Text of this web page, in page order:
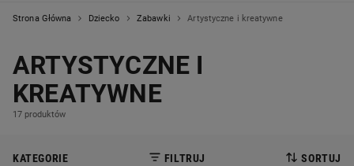
Strona Główna Dziecko Zabawki Artystyczne i kreatywne
ARTYSTYCZNE I
KREATYWNE
17 produktów
KATEGORIE FILTRUJ SORTUJ